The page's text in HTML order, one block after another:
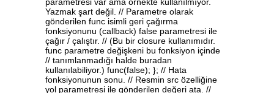
parametresi var ama örnekte kullanılmıyor.
Yazmak şart değil. // Parametre olarak
gönderilen func isimli geri çağırma
fonksiyonunu (callback) false parametresi ile
çağır / çalıştır. // (Bu bir closure kullanımıdır.
func parametre değişkeni bu fonksiyon içinde
// tanımlanmadığı halde buradan
kullanılabiliyor.) func(false); }; // Hata
fonksiyonunun sonu. // Resmin src özelliğine
yol parametresi ile gönderilen değeri ata. //